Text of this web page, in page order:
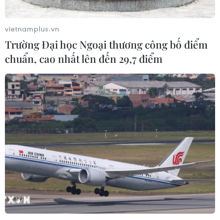
Xem thêm
CƠ QUAN CHỦ QUẢN: THÔNG TẤN XÃ VIỆT NAM
Tổng Biên tập: TRẦN TIẾN DUẨN
Phó Tổng Biên tập: NGUYỄN THỊ TÁM, KHÚC THANH
THỦY
Sở hữu trí tuệ
Quy định sử dụng
RSS
Hỗ trợ
Ngôn ngữ
TTXVN
Dịch vụ tin
Quảng cáo
vietnamplus.vn
Trường Đại học Ngoại thương công bố điểm
chuẩn, cao nhất lên đến 29,7 điểm